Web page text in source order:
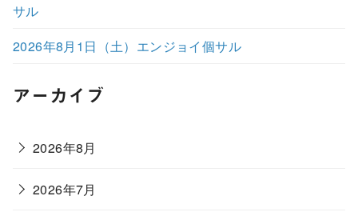
サル
2026年8月1日（土）エンジョイ個サル
アーカイブ
2026年8月
2026年7月